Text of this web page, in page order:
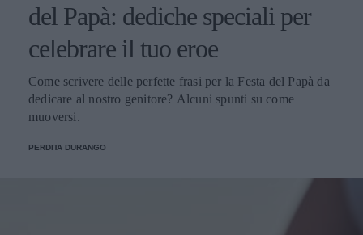
del Papà: dediche speciali per
celebrare il tuo eroe
Come scrivere delle perfette frasi per la Festa del Papà da
dedicare al nostro genitore? Alcuni spunti su come
muoversi.
PERDITA DURANGO